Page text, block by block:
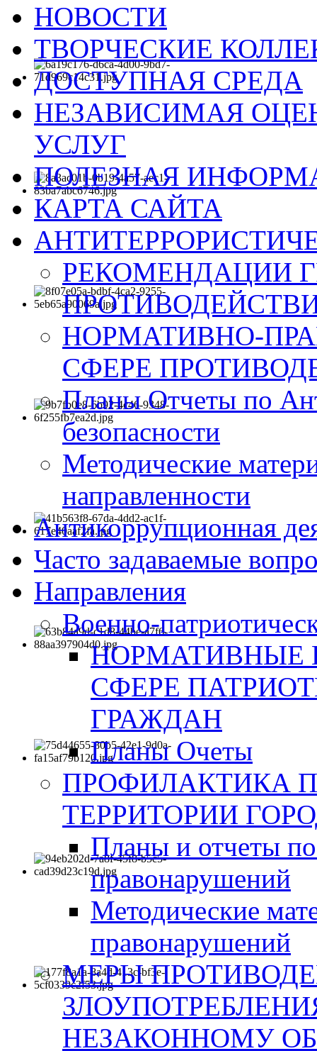
НОВОСТИ
ТВОРЧЕСКИЕ
ДОСТУПНАЯ СРЕДА
НЕЗАВИСИМАЯ
УСЛУГ
ПОЛЕЗНАЯ
КАРТА САЙТА
РЕКОМЕНДАЦИИ
НОРМАТИВНО-
СФЕРЕ
Планы Отчеты по
безопасности
Методические
направленности
Антикоррупционная
Часто задаваемые
Направления
Военно-
НОРМАТИВНЫЕ
СФЕРЕ
ГРАЖДАН
Планы Очеты
ПРОФИЛАКТИКА
ТЕРРИТОРИИ
Планы и отчеты
правонарушений
Методические
правонарушений
МЕРЫ
НЕЗАКОННОМУ